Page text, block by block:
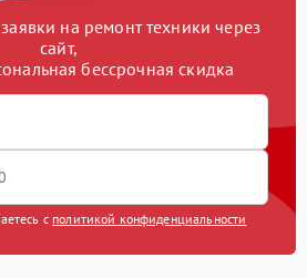
на ремонт техники через
сайт,
бессрочная скидка
с политикой конфиденциальности